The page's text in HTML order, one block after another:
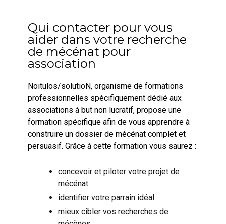
Qui contacter pour vous
aider dans votre recherche
de mécénat pour
association
Noitulos/solutioN, organisme de formations
professionnelles spécifiquement dédié aux
associations à but non lucratif, propose une
formation spécifique afin de vous apprendre à
construire un dossier de mécénat complet et
persuasif. Grâce à cette formation vous saurez :
concevoir et piloter votre projet de
mécénat
identifier votre parrain idéal
mieux cibler vos recherches de